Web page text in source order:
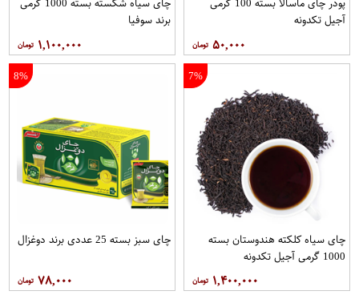
آجیل تکدونه
۵۰,۰۰۰
برند سوفیا
۱,۱۰۰,۰۰۰
7%
چای سیاه کلکته هندوستان بسته
1000 گرمی آجیل تکدونه
۱,۴۰۰,۰۰۰
8%
چای سبز بسته 25 عددی برند دوغزال
۷۸,۰۰۰